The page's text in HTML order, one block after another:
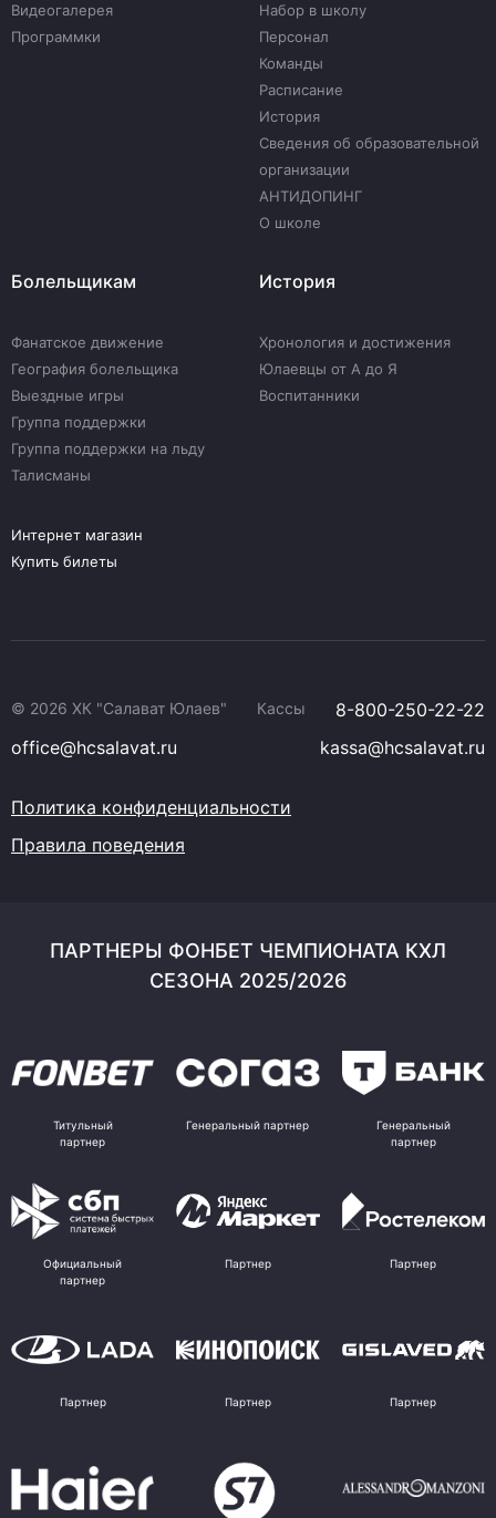
Видеогалерея
Программки
Набор в школу
Персонал
Команды
Расписание
История
Сведения об образовательной
организации
АНТИДОПИНГ
О школе
Болельщикам
Фанатское движение
География болельщика
Выездные игры
Группа поддержки
Группа поддержки на льду
Талисманы
История
Хронология и достижения
Юлаевцы от А до Я
Воспитанники
Интернет магазин
Купить билеты
© 2026 ХК "Салават Юлаев" Кассы
8-800-250-22-22
office@hcsalavat.ru
kassa@hcsalavat.ru
Политика конфиденциальности
Правила поведения
ПАРТНЕРЫ ФОНБЕТ ЧЕМПИОНАТА КХЛ
СЕЗОНА 2025/2026
Титульный
партнер
Генеральный партнер
Генеральный
партнер
Официальный
партнер
Партнер Партнер
Партнер Партнер Партнер